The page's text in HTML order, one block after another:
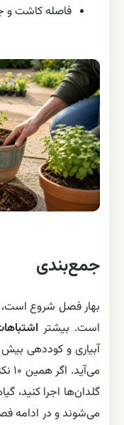
فاصله کاشت و
جمع‌بندی
بهار فصل شروع
است. بیشتر
آبیاری و کوددهی
گلدان‌ها اجرا کنید،
می‌شوند و در ادامه